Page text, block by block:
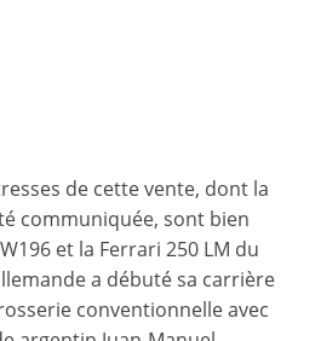
de cette vente, dont la
communiquée, sont bien
et la Ferrari 250 LM du
a débuté sa carrière
conventionnelle avec